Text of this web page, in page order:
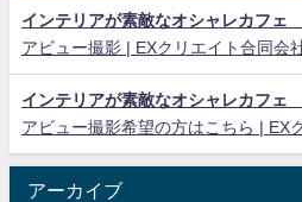
インテリアが素敵なオシャレカフ
アビュー撮影 | EXクリエイト合同会
インテリアが素敵なオシャレカフ
アビュー撮影希望の方はこちら | EX
アーカイブ